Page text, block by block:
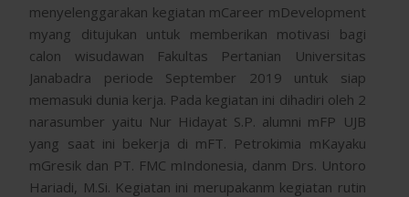
menyelenggarakan kegiatan mCareer mDevelopment
myang ditujukan untuk memberikan motivasi bagi
calon wisudawan Fakultas Pertanian Universitas
Janabadra periode September 2019 untuk siap
memasuki dunia kerja. Pada kegiatan ini dihadiri oleh 2
narasumber yaitu Nur Hidayat S.P. alumni mFP UJB
yang saat ini bekerja di mFT. Petrokimia mKayaku
mGresik dan PT. FMC mIndonesia, danm Drs. Untoro
Hariadi, M.Si. Kegiatan ini merupakanm kegiatan rutin